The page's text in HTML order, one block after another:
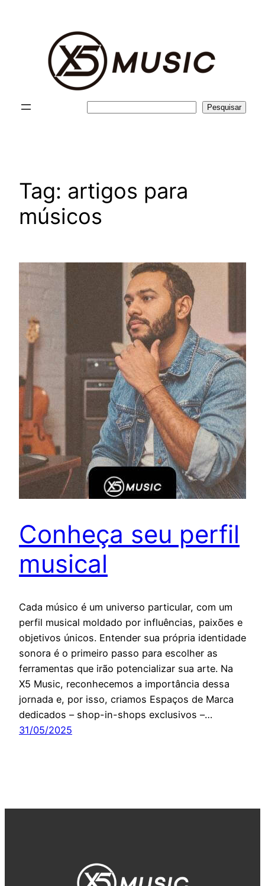
Pesquisar
Tag: artigos para
músicos
Conheça seu perfil
musical
Cada músico é um universo particular, com um
perfil musical moldado por influências, paixões e
objetivos únicos. Entender sua própria identidade
sonora é o primeiro passo para escolher as
ferramentas que irão potencializar sua arte. Na
X5 Music, reconhecemos a importância dessa
jornada e, por isso, criamos Espaços de Marca
dedicados – shop-in-shops exclusivos –…
31/05/2025